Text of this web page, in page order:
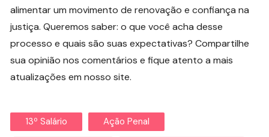
alimentar um movimento de renovação e confiança na
justiça. Queremos saber: o que você acha desse
processo e quais são suas expectativas? Compartilhe
sua opinião nos comentários e fique atento a mais
atualizações em nosso site.
13º Salário Ação Penal